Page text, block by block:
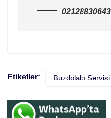
02128830643
Etiketler: Buzdolabı Servisi